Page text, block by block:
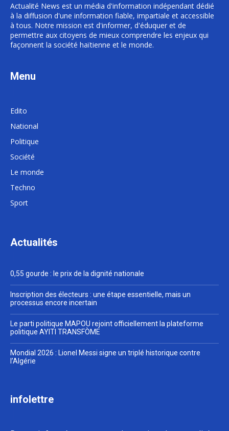
Actualité News est un média d'information indépendant dédié
à la diffusion d'une information fiable, impartiale et accessible
à tous. Notre mission est d'informer, d'éduquer et de
permettre aux citoyens de mieux comprendre les enjeux qui
façonnent la société haïtienne et le monde.
Menu
Edito
National
Politique
Société
Le monde
Techno
Sport
Actualités
0,55 gourde : le prix de la dignité nationale
Inscription des électeurs : une étape essentielle, mais un
processus encore incertain
Le parti politique MAPOU rejoint officiellement la plateforme
politique AYITI TRANSFÒME
Mondial 2026 : Lionel Messi signe un triplé historique contre
l’Algérie
infolettre